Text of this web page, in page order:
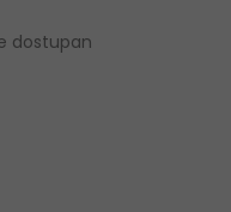
dostupan